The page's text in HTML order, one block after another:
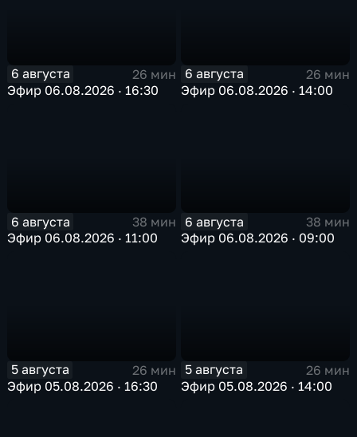
6 августа
26 мин
Эфир 06.08.2026 · 16:30
6 августа
26 мин
Эфир 06.08.2026 · 14:00
6 августа
38 мин
Эфир 06.08.2026 · 11:00
6 августа
38 мин
Эфир 06.08.2026 · 09:00
5 августа
26 мин
Эфир 05.08.2026 · 16:30
5 августа
26 мин
Эфир 05.08.2026 · 14:00